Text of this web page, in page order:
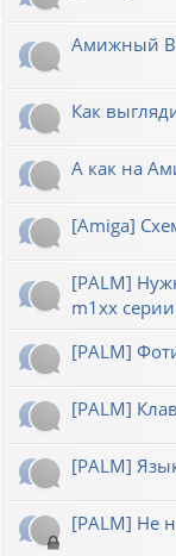
Амижный
Как
А как на
[Amiga]
[PALM]
m1xx серии
[PALM]
[PALM]
[PALM]
[PALM] Не